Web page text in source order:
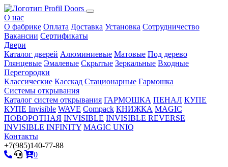
О нас
О фабрике Оплата Доставка Установка Сотрудничество
Вакансии Сертификаты
Двери
Каталог дверей Алюминиевые Матовые Под дерево
Глянцевые Эмалевые Скрытые Зеркальные Входные
Перегородки
Классические Касскад Стационарные Гармошка
Системы открывания
Каталог систем открывания ГАРМОШКА ПЕНАЛ КУПЕ
КУПЕ Invisible WAVE Compack КНИЖКА MAGIC
ПОВОРОТНАЯ INVISIBLE INVISIBLE REVERSE
INVISIBLE INFINITY MAGIC UNIQ
Контакты
+7(985)140-77-88
0